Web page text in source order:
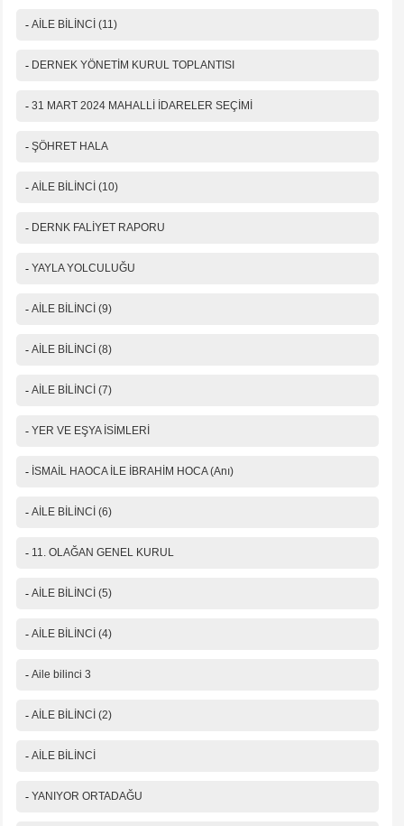
- AİLE BİLİNCİ (11)
- DERNEK YÖNETİM KURUL TOPLANTISI
- 31 MART 2024 MAHALLİ İDARELER SEÇİMİ
- ŞÖHRET HALA
- AİLE BİLİNCİ (10)
- DERNK FALİYET RAPORU
- YAYLA YOLCULUĞU
- AİLE BİLİNCİ (9)
- AİLE BİLİNCİ (8)
- AİLE BİLİNCİ (7)
- YER VE EŞYA İSİMLERİ
- İSMAİL HAOCA İLE İBRAHİM HOCA (Anı)
- AİLE BİLİNCİ (6)
- 11. OLAĞAN GENEL KURUL
- AİLE BİLİNCİ (5)
- AİLE BİLİNCİ (4)
- Aile bilinci 3
- AİLE BİLİNCİ (2)
- AİLE BİLİNCİ
- YANIYOR ORTADAĞU